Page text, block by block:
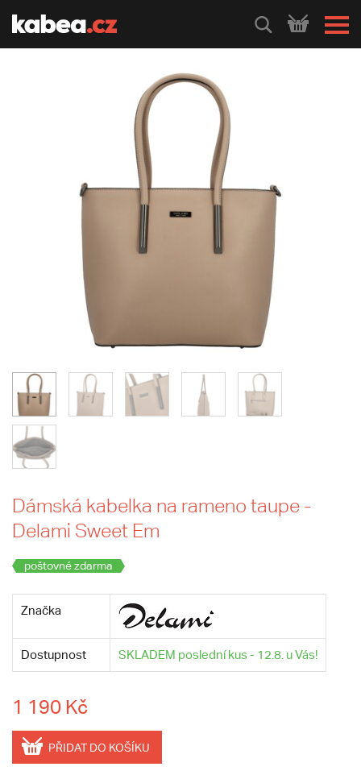
HLEDEJ
Dámská kabelka na rameno taupe -
Delami Sweet Em
poštovné zdarma
Značka
Dostupnost SKLADEM poslední kus - 12.8. u Vás!
1 190 Kč
PŘIDAT DO KOŠÍKU